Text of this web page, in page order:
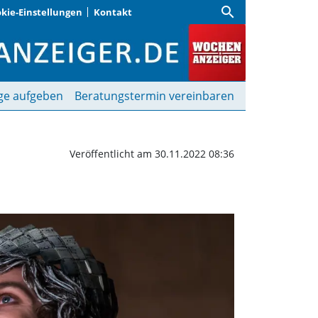
Einstellungen Kontakt search
Jazz |
aufgeben Beratungstermin vereinbaren
Veröffentlicht am 30.11.2022 08:36